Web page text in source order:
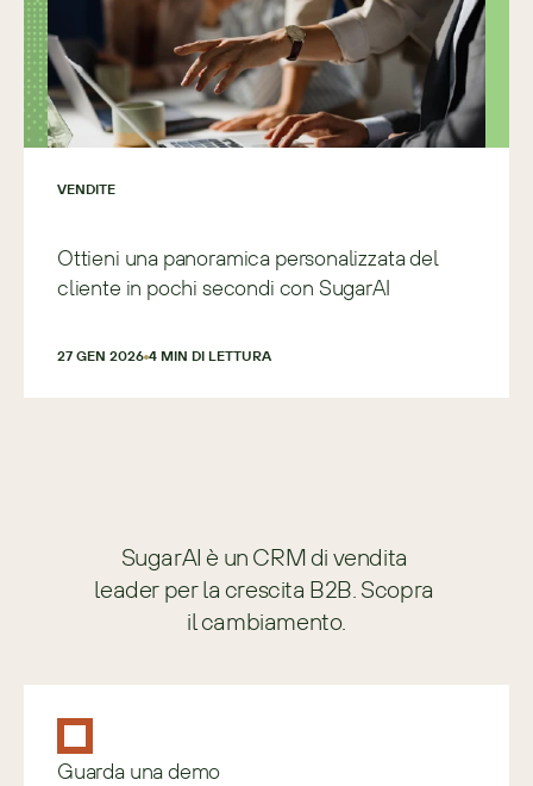
VENDITE
Ottieni una panoramica personalizzata del
cliente in pochi secondi con SugarAI
27 GEN 2026 4 MIN DI LETTURA
SugarAI è un CRM di vendita
leader per la crescita B2B. Scopra
il cambiamento.
Guarda una demo